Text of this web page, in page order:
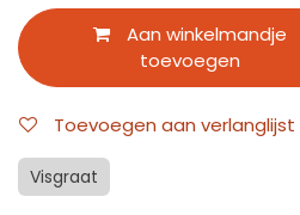
Aan winkelmandje
toevoegen
Toevoegen aan verlanglijst
Visgraat